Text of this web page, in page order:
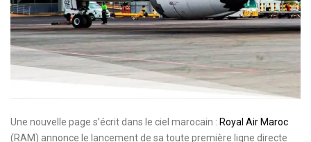
Une nouvelle page s’écrit dans le ciel marocain : Royal Air Maroc
(RAM) annonce le lancement de sa toute première ligne directe